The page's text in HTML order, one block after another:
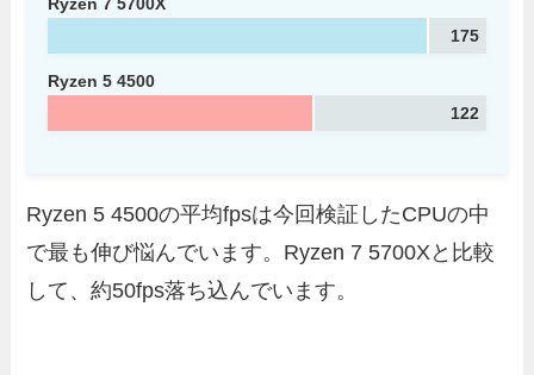
175
Ryzen 5 4500
122
Ryzen 5 4500の平均fpsは今回検証したCPUの中
で最も伸び悩んでいます。Ryzen 7 5700Xと比較
して、約50fps落ち込んでいます。